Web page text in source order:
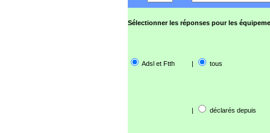
Sélectionner les réponses pour les
Adsl et Ftth | tous
| déclarés depuis